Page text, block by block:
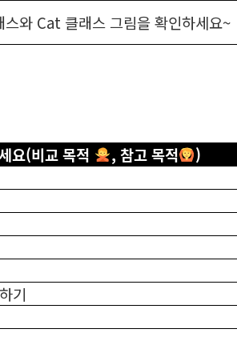
와 Cat 클래스 그림을 확인하세요~
요(비교 목적 , 참고 목적 )
기